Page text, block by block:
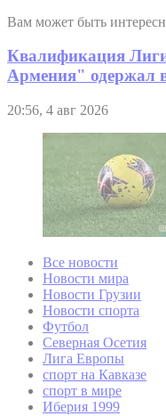
Вам может быть
Квалификация
Армения" одержал
20:56, 4 авг 2026
Все новости
Новости мира
Новости Грузии
Новости спорта
Футбол
Северная Осетия
Лига Европы
спорт на Кавказе
спорт в мире
Иберия 1999